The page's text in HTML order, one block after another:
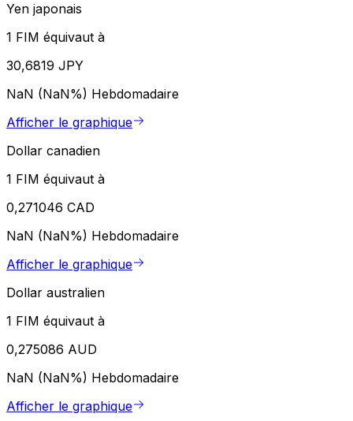
Yen japonais
1 FIM équivaut à
30,6819 JPY
NaN (NaN%) Hebdomadaire
Afficher le graphique
Dollar canadien
1 FIM équivaut à
0,271046 CAD
NaN (NaN%) Hebdomadaire
Afficher le graphique
Dollar australien
1 FIM équivaut à
0,275086 AUD
NaN (NaN%) Hebdomadaire
Afficher le graphique